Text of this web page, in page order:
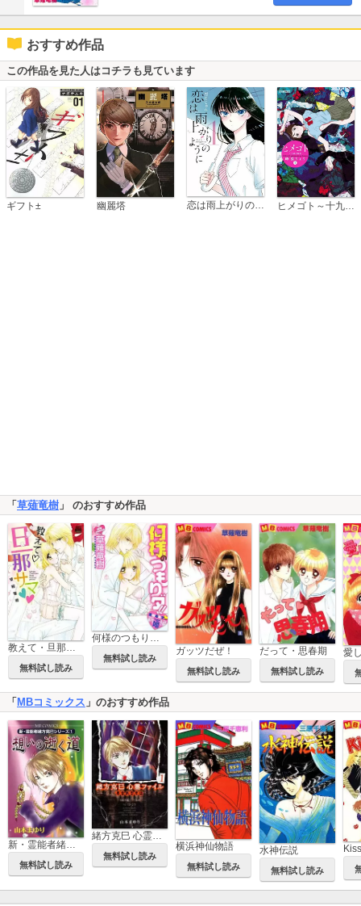
おすすめ作品
この作品を見た人はコチラも見ています
ギフト± 幽麗塔 恋は雨上がりのように
「草薙竜樹 」 のおすすめ作品
教えて・旦那サマ【電子単行本】
無料試し読み
何様のつもりダ!! SWEET新婚編
無料試し読み
ガッツだぜ！
無料試し読み
だって・思春期
無料試し読み
「 MBコミックス 」のおすすめ作品
新・霊能者緒方克巳シリーズ
無料試し読み
緒方克巳 心霊ファイル
無料試し読み
横浜神仙物語
無料試し読み
水神伝説
無料試し読み